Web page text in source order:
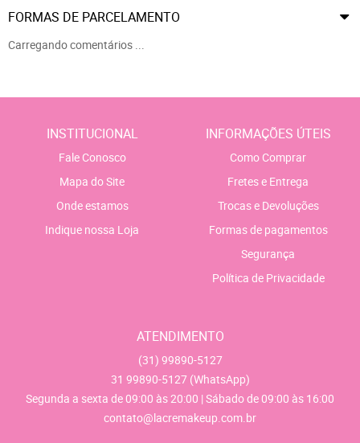
FORMAS DE PARCELAMENTO
Carregando comentários ...
INSTITUCIONAL
Fale Conosco
Mapa do Site
Onde estamos
Indique nossa Loja
INFORMAÇÕES ÚTEIS
Como Comprar
Fretes e Entrega
Trocas e Devoluções
Formas de pagamentos
Segurança
Política de Privacidade
ATENDIMENTO
(31) 99890-5127
31 99890-5127 (WhatsApp)
Segunda a sexta de 09:00 às 20:00 | Sábado de 09:00 às 16:00
contato@lacremakeup.com.br